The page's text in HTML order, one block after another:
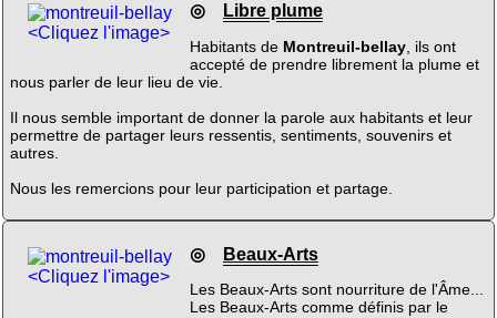
<Cliquez l'image>
◎ Libre plume
Habitants de Montreuil-bellay, ils ont
accepté de prendre librement la plume et
nous parler de leur lieu de vie.
Il nous semble important de donner la parole aux habitants et leur
permettre de partager leurs ressentis, sentiments, souvenirs et
autres.
Nous les remercions pour leur participation et partage.
<Cliquez l'image>
◎ Beaux-Arts
Les Beaux-Arts sont nourriture de l'Âme...
Les Beaux-Arts comme définis par le